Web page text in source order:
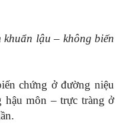
lậu – không biến
chứng ở đường niệu
hậu môn – trực tràng ở